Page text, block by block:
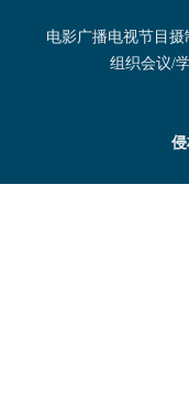
电影广播电视节目摄
组织会议/